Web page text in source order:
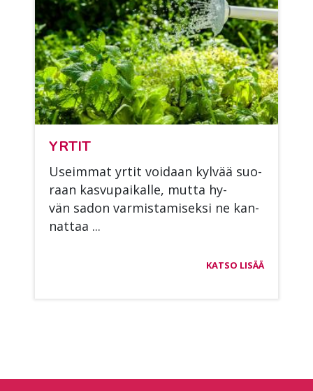
YR­TIT
Useim­mat yr­tit voi­daan kyl­vää suo­
raan kas­vu­pai­kal­le, mut­ta hy­
vän sa­don var­mis­ta­mi­sek­si ne kan­
nat­taa ...
KATSO LISÄÄ